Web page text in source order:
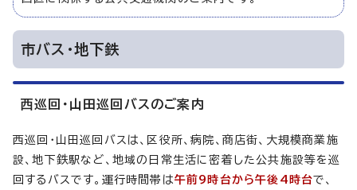
市バス・地下鉄
西巡回・山田巡回バスのご案内
西巡回・山田巡回バスは、区役所、病院、商店街、大規模商業施
設、地下鉄駅など、地域の日常生活に密着した公共施設等を巡
回するバスです。運行時間帯は午前9時台から午後4時台で、